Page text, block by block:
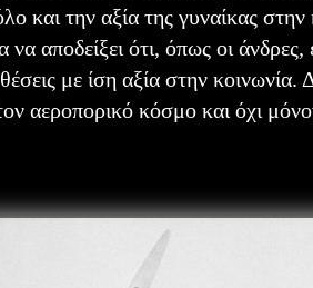
και την αξία της γυναίκας
αποδείξει ότι, όπως οι
με ίση αξία στην
αεροπορικό κόσμο και όχι